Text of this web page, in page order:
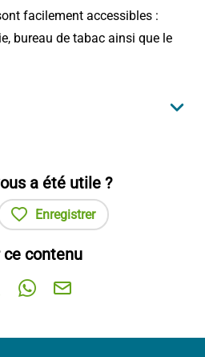
facilement accessibles :
bureau de tabac ainsi que le
a été utile ?
Enregistrer
contenu
sur Facebook (nouvelle fenêtre)
sur X / Twitter (nouvelle
Partager sur WhatsApp
Partager par mail